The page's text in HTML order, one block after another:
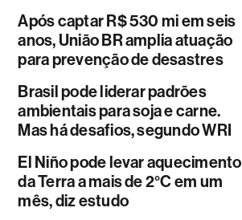
Após captar R$ 530 mi em seis
anos, União BR amplia atuação
para prevenção de desastres
Brasil pode liderar padrões
ambientais para soja e carne.
Mas há desafios, segundo WRI
El Niño pode levar aquecimento
da Terra a mais de 2°C em um
mês, diz estudo